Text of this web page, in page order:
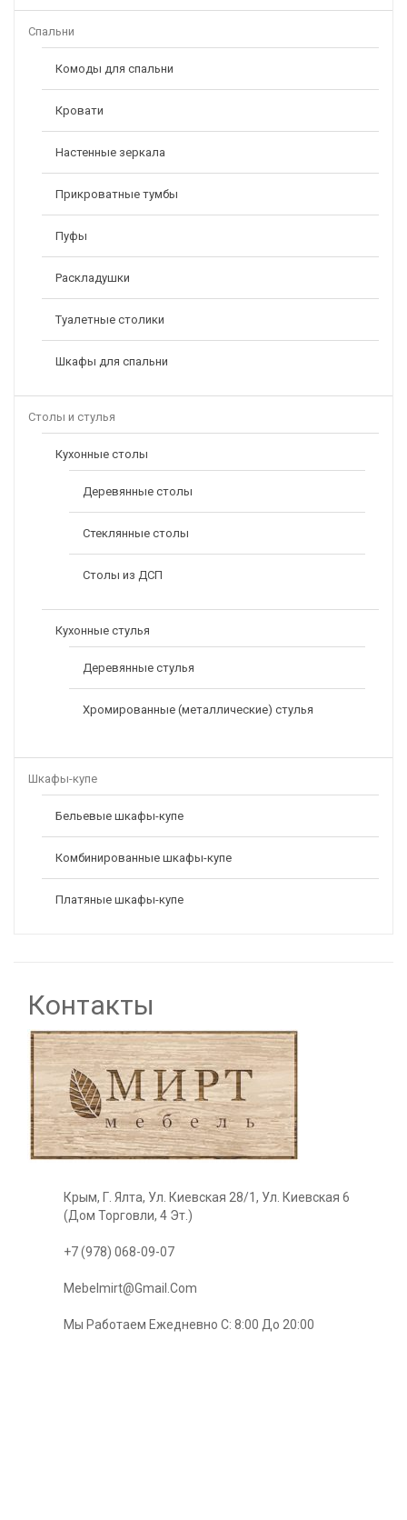
Спальни
Комоды для спальни
Кровати
Настенные зеркала
Прикроватные тумбы
Пуфы
Раскладушки
Туалетные столики
Шкафы для спальни
Столы и стулья
Кухонные столы
Деревянные столы
Стеклянные столы
Столы из ДСП
Кухонные стулья
Деревянные стулья
Хромированные (металлические) стулья
Шкафы-купе
Бельевые шкафы-купе
Комбинированные шкафы-купе
Платяные шкафы-купе
Контакты
Крым, Г. Ялта, Ул. Киевская 28/1, Ул. Киевская 6
(Дом Торговли, 4 Эт.)
+7 (978) 068-09-07
Mebelmirt@gmail.com
Мы Работаем Ежедневно С: 8:00 До 20:00